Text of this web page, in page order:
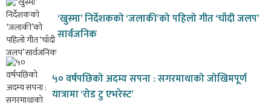
‘खुस्मा’ निर्देशकको ‘जलाकी’को पहिलो गीत ‘चाँदी जलप’
सार्वजनिक
५० वर्षपछिको अदम्य सपना : सगरमाथाको जोखिमपूर्ण
यात्रामा ‘रोड टु एभरेस्ट’